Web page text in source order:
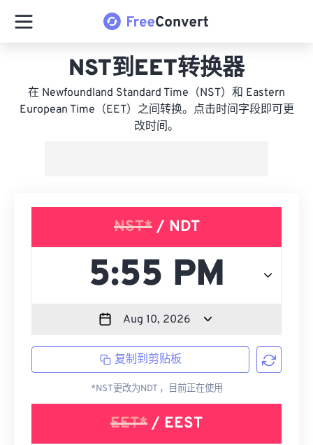
NST到EET转换器
在 Newfoundland Standard Time（NST）和 Eastern
European Time（EET）之间转换。点击时间字段即可更
改时间。
NST*/ NDT
复制到剪贴板
*NST更改为NDT ，目前正在使用
EET* / EEST